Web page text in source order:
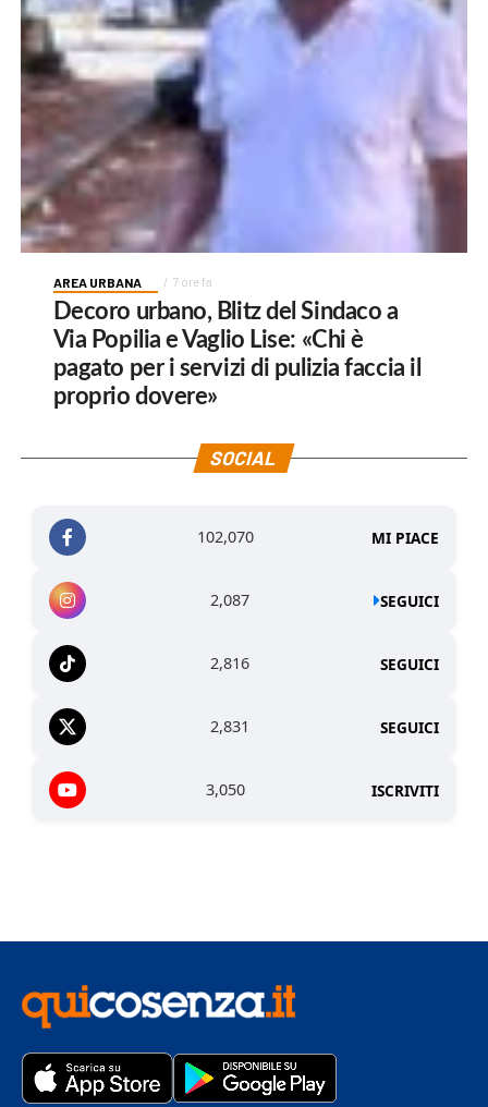
AREA URBANA 7 ore fa
Decoro urbano, Blitz del Sindaco a
Via Popilia e Vaglio Lise: «Chi è
pagato per i servizi di pulizia faccia il
proprio dovere»
SOCIAL
102,070 MI PIACE
2,087 SEGUICI
2,816 SEGUICI
2,831 SEGUICI
3,050 ISCRIVITI